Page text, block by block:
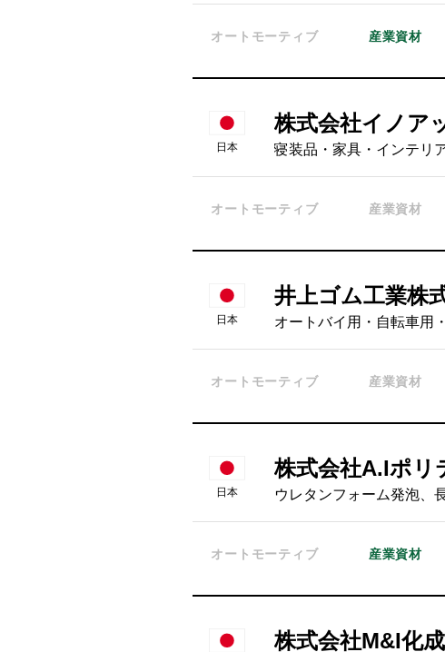
オートモーティブ 産業資材
日本
株式会社イノア
寝装品・家具・インテリ
オートモーティブ 産業資材
日本
井上ゴム工業株
オートバイ用・自転車用
オートモーティブ 産業資材
日本
株式会社A.Iポリ
ウレタンフォーム発泡、
オートモーティブ 産業資材
株式会社M&I化成